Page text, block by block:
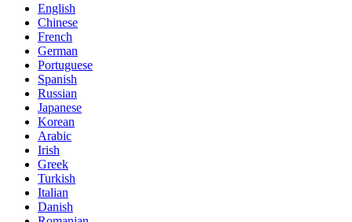
English
Chinese
French
German
Portuguese
Spanish
Russian
Japanese
Korean
Arabic
Irish
Greek
Turkish
Italian
Danish